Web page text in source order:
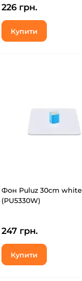
226 грн.
Купити
Фон Puluz 30cm white
(PU5330W)
247 грн.
Купити